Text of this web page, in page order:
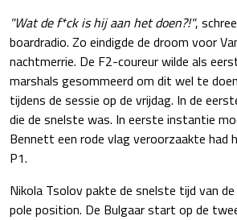
"Wat de f*ck is hij aan het doen?!",
boardradio. Zo eindigde de droom voor
nachtmerrie. De F2-coureur wilde als
marshals gesommeerd om dit wel te
tijdens de sessie op de vrijdag. In de
die de snelste was. In eerste instantie
Bennett een rode vlag veroorzaakte had
P1.
Nikola Tsolov pakte de snelste tijd van
pole position. De Bulgaar start op de